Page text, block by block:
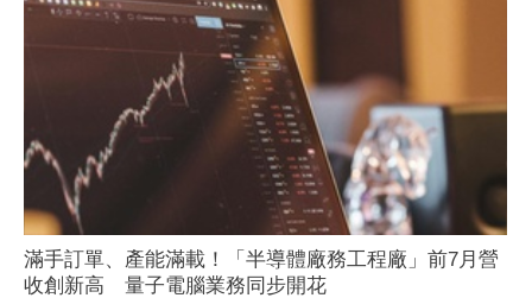
滿手訂單、產能滿載！「半導體廠務工程廠」前7月營
收創新高 量子電腦業務同步開花